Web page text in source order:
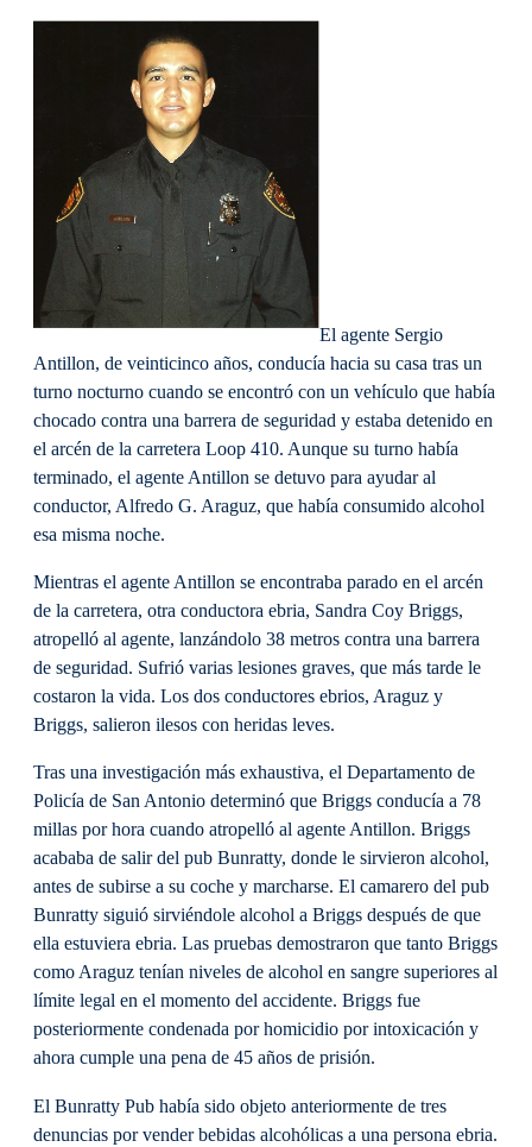
El agente Sergio
Antillon, de veinticinco años, conducía hacia su casa tras un
turno nocturno cuando se encontró con un vehículo que había
chocado contra una barrera de seguridad y estaba detenido en
el arcén de la carretera Loop 410. Aunque su turno había
terminado, el agente Antillon se detuvo para ayudar al
conductor, Alfredo G. Araguz, que había consumido alcohol
esa misma noche.
Mientras el agente Antillon se encontraba parado en el arcén
de la carretera, otra conductora ebria, Sandra Coy Briggs,
atropelló al agente, lanzándolo 38 metros contra una barrera
de seguridad. Sufrió varias lesiones graves, que más tarde le
costaron la vida. Los dos conductores ebrios, Araguz y
Briggs, salieron ilesos con heridas leves.
Tras una investigación más exhaustiva, el Departamento de
Policía de San Antonio determinó que Briggs conducía a 78
millas por hora cuando atropelló al agente Antillon. Briggs
acababa de salir del pub Bunratty, donde le sirvieron alcohol,
antes de subirse a su coche y marcharse. El camarero del pub
Bunratty siguió sirviéndole alcohol a Briggs después de que
ella estuviera ebria. Las pruebas demostraron que tanto Briggs
como Araguz tenían niveles de alcohol en sangre superiores al
límite legal en el momento del accidente. Briggs fue
posteriormente condenada por homicidio por intoxicación y
ahora cumple una pena de 45 años de prisión.
El Bunratty Pub había sido objeto anteriormente de tres
denuncias por vender bebidas alcohólicas a una persona ebria.